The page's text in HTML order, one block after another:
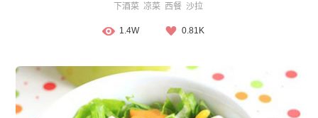
下酒菜 凉菜 西餐 沙拉
1.4W 0.81K